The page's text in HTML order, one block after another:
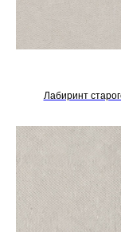
Лабиринт